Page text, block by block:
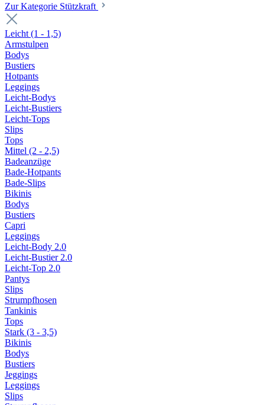
Zur Kategorie Stützkraft
Leicht (1 - 1,5)
Armstulpen
Bodys
Bustiers
Hotpants
Leggings
Leicht-Bodys
Leicht-Bustiers
Leicht-Tops
Slips
Tops
Mittel (2 - 2,5)
Badeanzüge
Bade-Hotpants
Bade-Slips
Bikinis
Bodys
Bustiers
Capri
Leggings
Leicht-Body 2.0
Leicht-Bustier 2.0
Leicht-Top 2.0
Pantys
Slips
Strumpfhosen
Tankinis
Tops
Stark (3 - 3,5)
Bikinis
Bodys
Bustiers
Jeggings
Leggings
Slips